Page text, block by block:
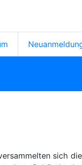
sich die